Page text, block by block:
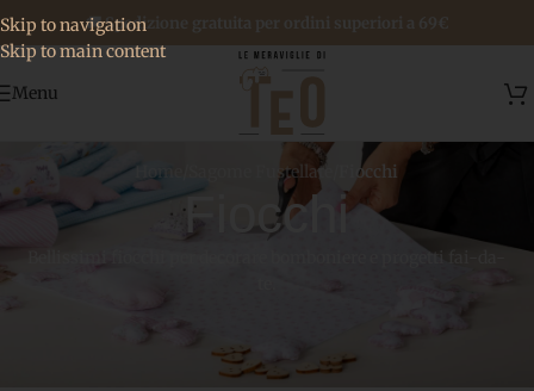
Skip to navigation
Skip to main content
🚚 Spedizione gratuita per ordini superiori a 69€
Menu
Home Sagome Fustellate Fiocchi
Fiocchi
Bellissimi fiocchi per decorare bomboniere e progetti fai-da-